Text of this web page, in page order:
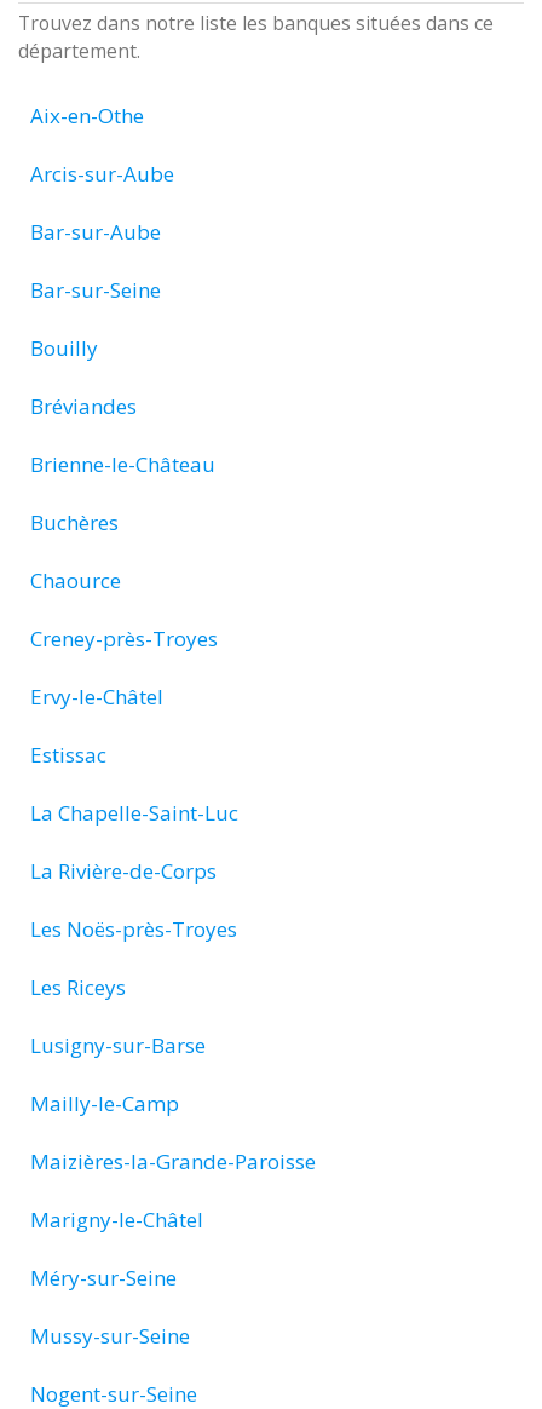
Trouvez dans notre liste les banques situées dans ce
département.
Aix-en-Othe
Arcis-sur-Aube
Bar-sur-Aube
Bar-sur-Seine
Bouilly
Bréviandes
Brienne-le-Château
Buchères
Chaource
Creney-près-Troyes
Ervy-le-Châtel
Estissac
La Chapelle-Saint-Luc
La Rivière-de-Corps
Les Noës-près-Troyes
Les Riceys
Lusigny-sur-Barse
Mailly-le-Camp
Maizières-la-Grande-Paroisse
Marigny-le-Châtel
Méry-sur-Seine
Mussy-sur-Seine
Nogent-sur-Seine